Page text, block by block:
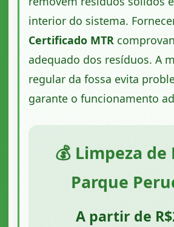
interior do sistema.
Certificado MTR
adequado dos resíduos. A
regular da fossa evita
garante o funcionamento
💰 Limpeza de
Parque
A partir de